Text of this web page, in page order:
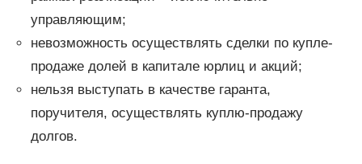
управляющим;
невозможность осуществлять сделки по купле-
продаже долей в капитале юрлиц и акций;
нельзя выступать в качестве гаранта,
поручителя, осуществлять куплю-продажу
долгов.